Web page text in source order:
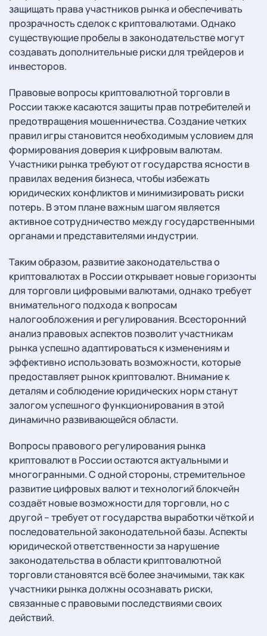
защищать права участников рынка и обеспечивать
прозрачность сделок с криптовалютами. Однако
существующие пробелы в законодательстве могут
создавать дополнительные риски для трейдеров и
инвесторов.
Правовые вопросы криптовалютной торговли в
России также касаются защиты прав потребителей и
предотвращения мошенничества. Создание четких
правил игры становится необходимым условием для
формирования доверия к цифровым валютам.
Участники рынка требуют от государства ясности в
правилах ведения бизнеса, чтобы избежать
юридических конфликтов и минимизировать риски
потерь. В этом плане важным шагом является
активное сотрудничество между государственными
органами и представителями индустрии.
Таким образом, развитие законодательства о
криптовалютах в России открывает новые горизонты
для торговли цифровыми валютами, однако требует
внимательного подхода к вопросам
налогообложения и регулирования. Всесторонний
анализ правовых аспектов позволит участникам
рынка успешно адаптироваться к изменениям и
эффективно использовать возможности, которые
предоставляет рынок криптовалют. Внимание к
деталям и соблюдение юридических норм станут
залогом успешного функционирования в этой
динамично развивающейся области.
Вопросы правового регулирования рынка
криптовалют в России остаются актуальными и
многогранными. С одной стороны, стремительное
развитие цифровых валют и технологий блокчейн
создаёт новые возможности для торговли, но с
другой – требует от государства выработки чёткой и
последовательной законодательной базы. Аспекты
юридической ответственности за нарушение
законодательства в области криптовалютной
торговли становятся всё более значимыми, так как
участники рынка должны осознавать риски,
связанные с правовыми последствиями своих
действий.